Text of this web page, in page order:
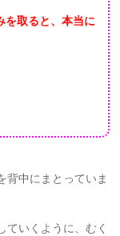
を取ると、本当に
背中にまとっていま
ていくように、むく